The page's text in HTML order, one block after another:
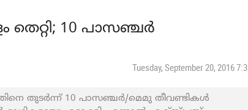
10 പാസഞ്ചര്‍
Tuesday, September 20, 2016
തുടർന്ന് 10 പാസഞ്ചര്‍/മെമു തീവണ്ടികള്‍